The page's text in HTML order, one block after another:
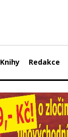
Knihy Redakce